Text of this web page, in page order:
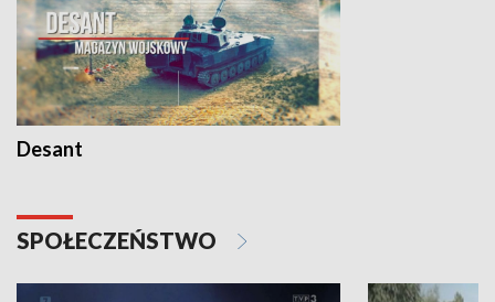
Desant
SPOŁECZEŃSTWO